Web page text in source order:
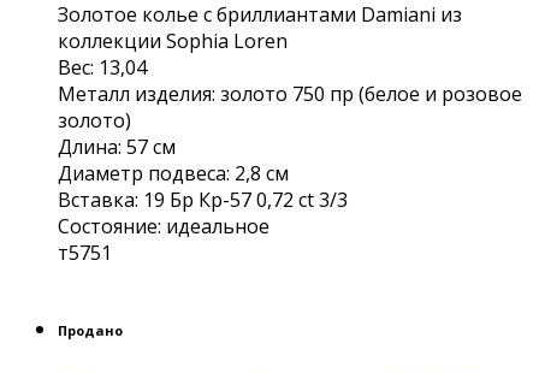
Золотое колье с бриллиантами Damiani из
коллекции Sophia Loren
Вес: 13,04
Металл изделия: золото 750 пр (белое и розовое
золото)
Длина: 57 см
Диаметр подвеса: 2,8 см
Вставка: 19 Бр Кр-57 0,72 ct 3/3
Состояние: идеальное
т5751
Продано